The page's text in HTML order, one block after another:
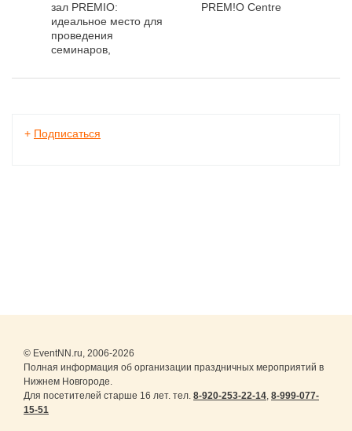
зал PREMIO:
идеальное место для
проведения
семинаров,
концертов
PREM!O Centre
+ Подписаться
© EventNN.ru, 2006-2026
Полная информация об организации праздничных мероприятий в
Нижнем Новгороде.
Для посетителей старше 16 лет. тел. 8-920-253-22-14, 8-999-077-
15-51